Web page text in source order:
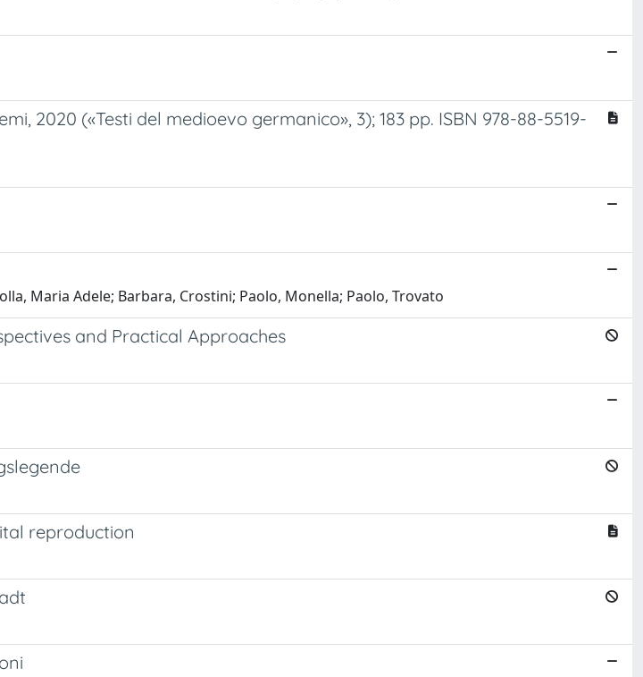
2020 («Testi del medioevo germanico», 3); 183 pp. ISBN 978-88-5519-
Maria Adele; Barbara, Crostini; Paolo, Monella; Paolo, Trovato
and Practical Approaches
reproduction